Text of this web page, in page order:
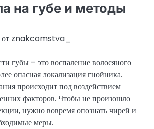
на губе и методы
от znakcomstva_
губы – это воспаление волосяного
опасная локализация гнойника.
происходит под воздействием
факторов. Чтобы не произошло
нужно вовремя опознать чирей и
меры.